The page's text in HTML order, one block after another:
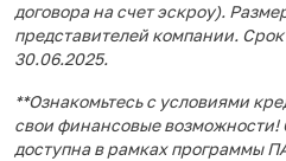
договора на счет эскроу).
представителей компании.
30.06.2025.
**Ознакомьтесь с условиями
свои финансовые возможности!
доступна в рамках программы